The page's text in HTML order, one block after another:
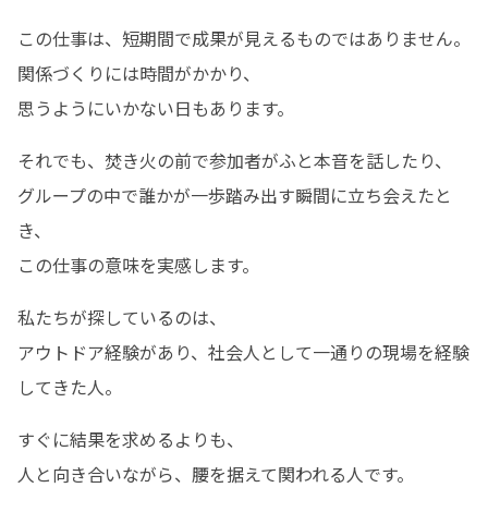
この仕事は、短期間で成果が見えるものではありません。
関係づくりには時間がかかり、
思うようにいかない日もあります。
それでも、焚き火の前で参加者がふと本音を話したり、
グループの中で誰かが一歩踏み出す瞬間に立ち会えたと
き、
この仕事の意味を実感します。
私たちが探しているのは、
アウトドア経験があり、社会人として一通りの現場を経験
してきた人。
すぐに結果を求めるよりも、
人と向き合いながら、腰を据えて関われる人です。